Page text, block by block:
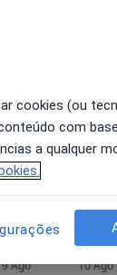
não está
9 Ago 10 Ago
cookies (ou
com
a qualquer